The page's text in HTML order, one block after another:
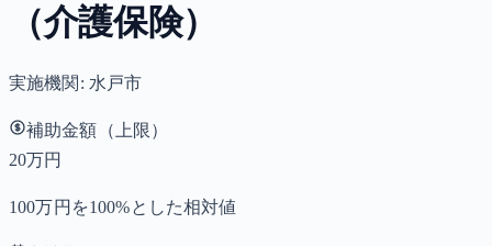
（介護保険）
実施機関: 水戸市
補助金額（上限）
20万円
100万円を100%とした相対値